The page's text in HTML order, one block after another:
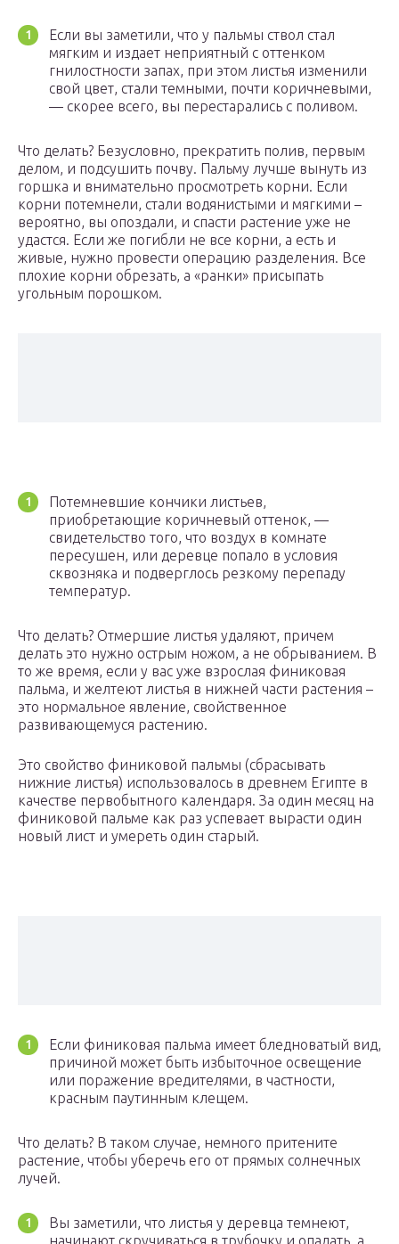
Если вы заметили, что у пальмы ствол стал
мягким и издает неприятный с оттенком
гнилостности запах, при этом листья изменили
свой цвет, стали темными, почти коричневыми,
— скорее всего, вы перестарались с поливом.
Что делать? Безусловно, прекратить полив, первым
делом, и подсушить почву. Пальму лучше вынуть из
горшка и внимательно просмотреть корни. Если
корни потемнели, стали водянистыми и мягкими –
вероятно, вы опоздали, и спасти растение уже не
удастся. Если же погибли не все корни, а есть и
живые, нужно провести операцию разделения. Все
плохие корни обрезать, а «ранки» присыпать
угольным порошком.
Потемневшие кончики листьев,
приобретающие коричневый оттенок, —
свидетельство того, что воздух в комнате
пересушен, или деревце попало в условия
сквозняка и подверглось резкому перепаду
температур.
Что делать? Отмершие листья удаляют, причем
делать это нужно острым ножом, а не обрыванием. В
то же время, если у вас уже взрослая финиковая
пальма, и желтеют листья в нижней части растения –
это нормальное явление, свойственное
развивающемуся растению.
Это свойство финиковой пальмы (сбрасывать
нижние листья) использовалось в древнем Египте в
качестве первобытного календаря. За один месяц на
финиковой пальме как раз успевает вырасти один
новый лист и умереть один старый.
Если финиковая пальма имеет бледноватый вид,
причиной может быть избыточное освещение
или поражение вредителями, в частности,
красным паутинным клещем.
Что делать? В таком случае, немного притените
растение, чтобы уберечь его от прямых солнечных
лучей.
Вы заметили, что листья у деревца темнеют,
начинают скручиваться в трубочку и опадать, а